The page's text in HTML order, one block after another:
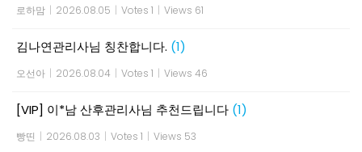
로하맘 | 2026.08.05 | Votes 1 | Views 61
김나연관리사님 칭찬합니다. (1)
오선아 | 2026.08.04 | Votes 1 | Views 46
[VIP] 이*남 산후관리사님 추천드립니다 (1)
빵띤 | 2026.08.03 | Votes 1 | Views 53